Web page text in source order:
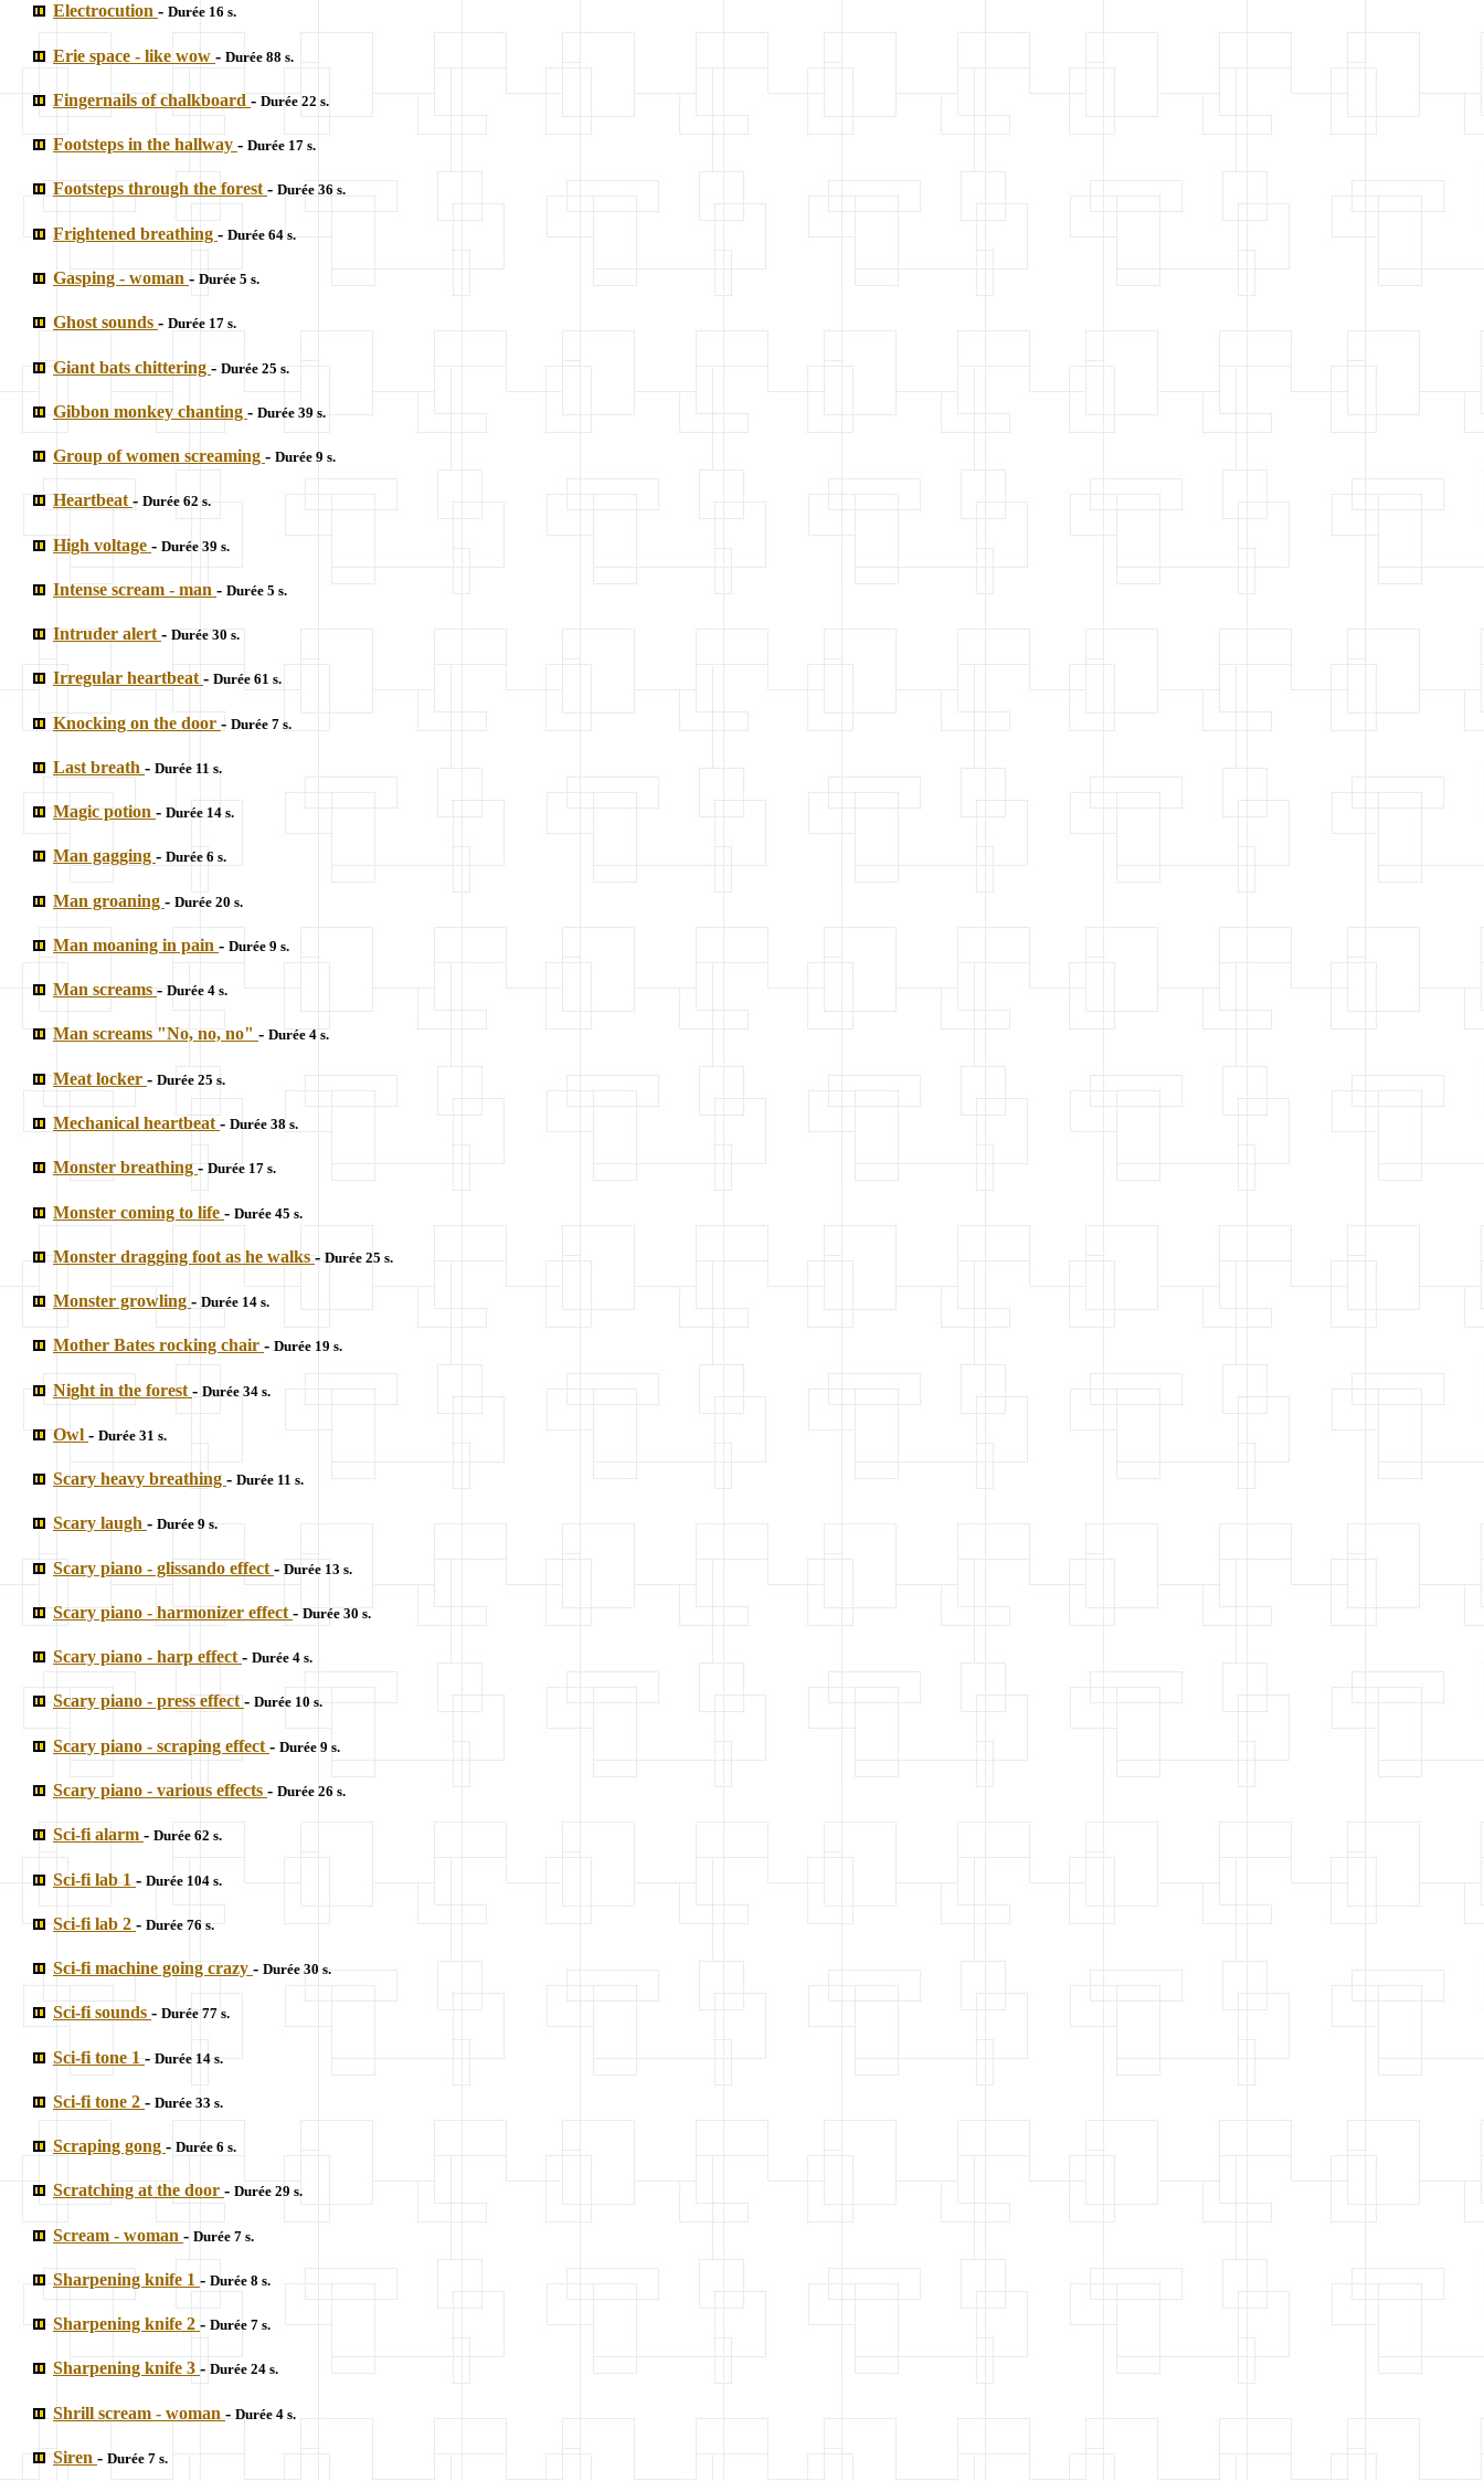
Electrocution - Durée 16 s.
Erie space - like wow - Durée 88 s.
Fingernails of chalkboard - Durée 22 s.
Footsteps in the hallway - Durée 17 s.
Footsteps through the forest- Durée 36 s.
Frightened breathing - Durée 64 s.
Gasping - woman - Durée 5 s.
Ghost sounds - Durée 17 s.
Giant bats chittering - Durée 25 s.
Gibbon monkey chanting - Durée 39 s.
Group of women screaming - Durée 9 s.
Heartbeat - Durée 62 s.
High voltage - Durée 39 s.
Intense scream - man - Durée 5 s.
Intruder alert - Durée 30 s.
Irregular heartbeat - Durée 61 s.
Knocking on the door - Durée 7 s.
Last breath - Durée 11 s.
Magic potion - Durée 14 s.
Man gagging - Durée 6 s.
Man groaning - Durée 20 s.
Man moaning in pain - Durée 9 s.
Man screams- Durée 4 s.
Man screams "No, no, no" - Durée 4 s.
Meat locker - Durée 25 s.
Mechanical heartbeat - Durée 38 s.
Monster breathing - Durée 17 s.
Monster coming to life - Durée 45 s.
Monster dragging foot as he walks - Durée 25 s.
Monster growling - Durée 14 s.
Mother Bates rocking chair - Durée 19 s.
Night in the forest - Durée 34 s.
Owl - Durée 31 s.
Scary heavy breathing - Durée 11 s.
Scary laugh - Durée 9 s.
Scary piano - glissando effect - Durée 13 s.
Scary piano - harmonizer effect - Durée 30 s.
Scary piano - harp effect - Durée 4 s.
Scary piano - press effect- Durée 10 s.
Scary piano - scraping effect - Durée 9 s.
Scary piano - various effects - Durée 26 s.
Sci-fi alarm - Durée 62 s.
Sci-fi lab 1 - Durée 104 s.
Sci-fi lab 2 - Durée 76 s.
Sci-fi machine going crazy - Durée 30 s.
Sci-fi sounds - Durée 77 s.
Sci-fi tone 1 - Durée 14 s.
Sci-fi tone 2 - Durée 33 s.
Scraping gong - Durée 6 s.
Scratching at the door - Durée 29 s.
Scream - woman - Durée 7 s.
Sharpening knife 1 - Durée 8 s.
Sharpening knife 2 - Durée 7 s.
Sharpening knife 3 - Durée 24 s.
Shrill scream - woman - Durée 4 s.
Siren - Durée 7 s.